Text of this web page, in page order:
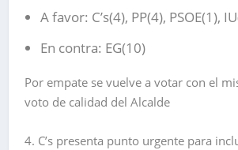
A favor: C’s(4), PP(4), PSOE(1),
En contra: EG(10)
Por empate se vuelve a votar con el
voto de calidad del Alcalde
4. C’s presenta punto urgente para